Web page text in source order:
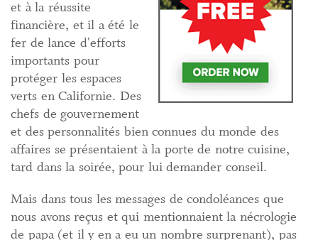
et à la réussite
financière, et il a été le
fer de lance d'efforts
importants pour
protéger les espaces
verts en Californie. Des
chefs de gouvernement
et des personnalités bien connues du monde des
affaires se présentaient à la porte de notre cuisine,
tard dans la soirée, pour lui demander conseil.
Mais dans tous les messages de condoléances que
nous avons reçus et qui mentionnaient la nécrologie
de papa (et il y en a eu un nombre surprenant), pas